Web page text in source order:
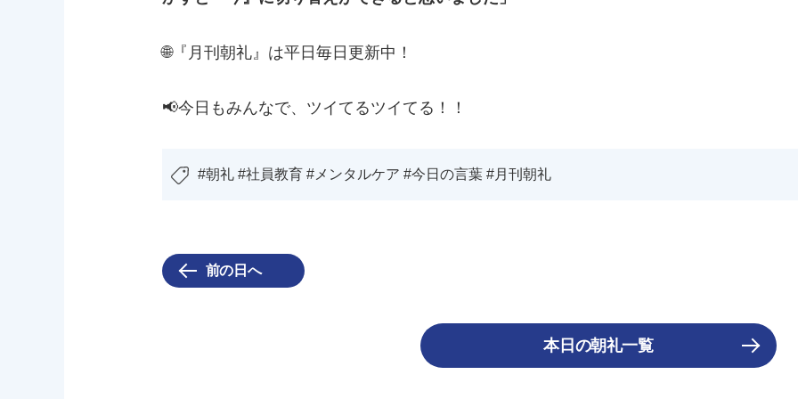
🌐『月刊朝礼』は平日毎日更新中！
📢今日もみんなで、ツイてるツイてる！！
#朝礼 #社員教育 #メンタルケア #今日の言葉 #月刊朝礼
前の日へ
本日の朝礼一覧